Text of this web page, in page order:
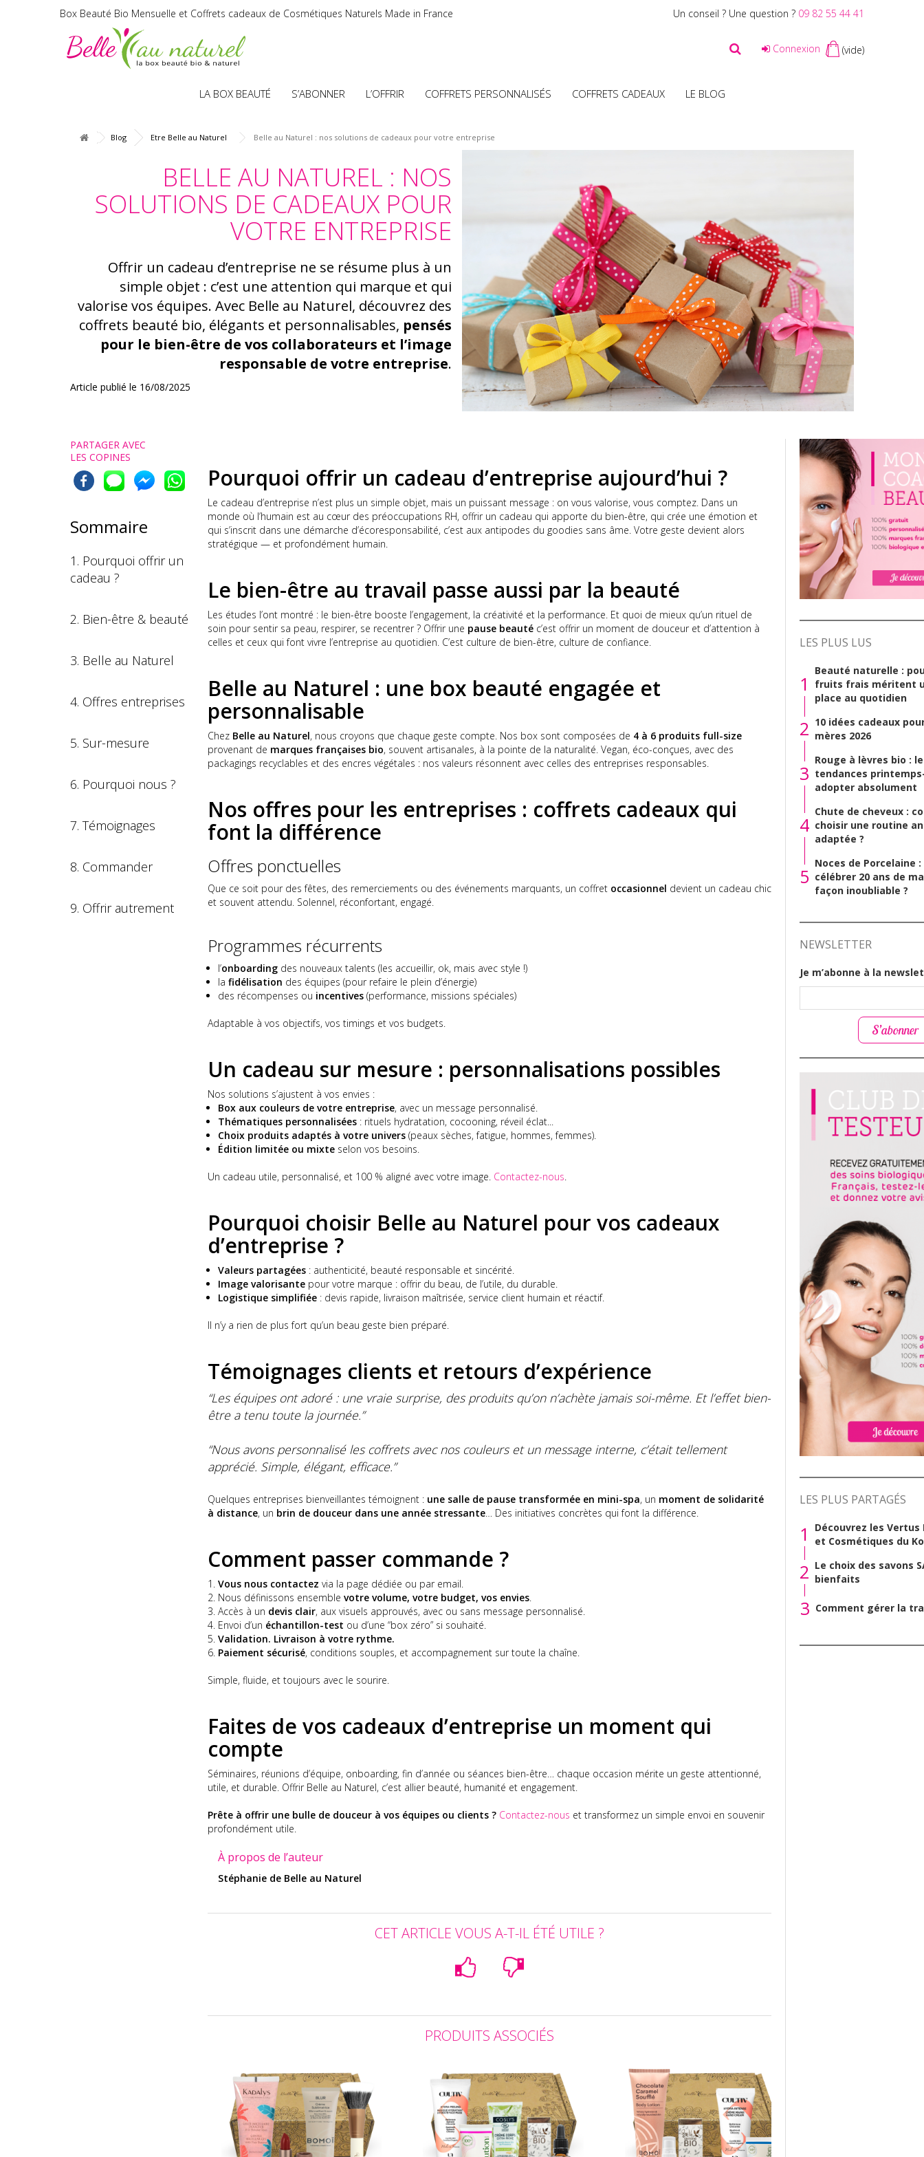
Box Beauté Bio Mensuelle et Coffrets cadeaux de Cosmétiques Naturels Made in France Un conseil ? Une question ? 09 82 55 44 41
Connexion (vide)
LA BOX BEAUTÉ S’ABONNER L’OFFRIR COFFRETS PERSONNALISÉS COFFRETS CADEAUX LE BLOG
Blog Etre Belle au Naturel Belle au Naturel : nos solutions de cadeaux pour votre entreprise
BELLE AU NATUREL : NOS
SOLUTIONS DE CADEAUX POUR
VOTRE ENTREPRISE
Offrir un cadeau d’entreprise ne se résume plus à un
simple objet : c’est une attention qui marque et qui
valorise vos équipes. Avec Belle au Naturel, découvrez des
coffrets beauté bio, élégants et personnalisables, pensés
pour le bien-être de vos collaborateurs et l’image
responsable de votre entreprise.
Article publié le 16/08/2025
PARTAGER AVEC
LES COPINES
Sommaire
1. Pourquoi offrir un
cadeau ?
2. Bien-être & beauté
3. Belle au Naturel
4. Offres entreprises
5. Sur-mesure
6. Pourquoi nous ?
7. Témoignages
8. Commander
9. Offrir autrement
Pourquoi offrir un cadeau d’entreprise aujourd’hui ?
Le cadeau d’entreprise n’est plus un simple objet, mais un puissant message : on vous valorise, vous comptez. Dans un
monde où l’humain est au cœur des préoccupations RH, offrir un cadeau qui apporte du bien-être, qui crée une émotion et
qui s’inscrit dans une démarche d’écoresponsabilité, c’est aux antipodes du goodies sans âme. Votre geste devient alors
stratégique — et profondément humain.
Le bien-être au travail passe aussi par la beauté
Les études l’ont montré : le bien-être booste l’engagement, la créativité et la performance. Et quoi de mieux qu’un rituel de
soin pour sentir sa peau, respirer, se recentrer ? Offrir une pause beauté c’est offrir un moment de douceur et d’attention à
celles et ceux qui font vivre l’entreprise au quotidien. C’est culture de bien-être, culture de confiance.
Belle au Naturel : une box beauté engagée et
personnalisable
Chez Belle au Naturel, nous croyons que chaque geste compte. Nos box sont composées de 4 à 6 produits full-size
provenant de marques françaises bio, souvent artisanales, à la pointe de la naturalité. Vegan, éco-conçues, avec des
packagings recyclables et des encres végétales : nos valeurs résonnent avec celles des entreprises responsables.
Nos offres pour les entreprises : coffrets cadeaux qui
font la différence
Offres ponctuelles
Que ce soit pour des fêtes, des remerciements ou des événements marquants, un coffret occasionnel devient un cadeau chic
et souvent attendu. Solennel, réconfortant, engagé.
Programmes récurrents
l’onboarding des nouveaux talents (les accueillir, ok, mais avec style !)
la fidélisation des équipes (pour refaire le plein d’énergie)
des récompenses ou incentives (performance, missions spéciales)
Adaptable à vos objectifs, vos timings et vos budgets.
Un cadeau sur mesure : personnalisations possibles
Nos solutions s’ajustent à vos envies :
Box aux couleurs de votre entreprise, avec un message personnalisé.
Thématiques personnalisées : rituels hydratation, cocooning, réveil éclat...
Choix produits adaptés à votre univers (peaux sèches, fatigue, hommes, femmes).
Édition limitée ou mixte selon vos besoins.
Un cadeau utile, personnalisé, et 100 % aligné avec votre image. Contactez-nous.
Pourquoi choisir Belle au Naturel pour vos cadeaux
d’entreprise ?
Valeurs partagées : authenticité, beauté responsable et sincérité.
Image valorisante pour votre marque : offrir du beau, de l’utile, du durable.
Logistique simplifiée : devis rapide, livraison maîtrisée, service client humain et réactif.
Il n’y a rien de plus fort qu’un beau geste bien préparé.
Témoignages clients et retours d’expérience
“Les équipes ont adoré : une vraie surprise, des produits qu’on n’achète jamais soi-même. Et l’effet bien-
être a tenu toute la journée.”
“Nous avons personnalisé les coffrets avec nos couleurs et un message interne, c’était tellement
apprécié. Simple, élégant, efficace.”
Quelques entreprises bienveillantes témoignent : une salle de pause transformée en mini-spa, un moment de solidarité
à distance, un brin de douceur dans une année stressante… Des initiatives concrètes qui font la différence.
Comment passer commande ?
Vous nous contactez via la page dédiée ou par email.
Nous définissons ensemble votre volume, votre budget, vos envies.
Accès à un devis clair, aux visuels approuvés, avec ou sans message personnalisé.
Envoi d’un échantillon-test ou d’une “box zéro” si souhaité.
Validation. Livraison à votre rythme.
Paiement sécurisé, conditions souples, et accompagnement sur toute la chaîne.
Simple, fluide, et toujours avec le sourire.
Faites de vos cadeaux d’entreprise un moment qui
compte
Séminaires, réunions d’équipe, onboarding, fin d’année ou séances bien-être… chaque occasion mérite un geste attentionné,
utile, et durable. Offrir Belle au Naturel, c’est allier beauté, humanité et engagement.
Prête à offrir une bulle de douceur à vos équipes ou clients ? Contactez-nous et transformez un simple envoi en souvenir
profondément utile.
À propos de l’auteur
Stéphanie de Belle au Naturel
CET ARTICLE VOUS A-T-IL ÉTÉ UTILE ?
PRODUITS ASSOCIÉS
LES PLUS LUS
1
Beauté naturelle :
fruits frais méritent
place au quotidien
2 10 idées cadeaux
mères 2026
3
Rouge à lèvres bio :
tendances
adopter absolument
4
Chute de cheveux :
choisir une routine
adaptée ?
5
Noces de Porcelaine
célébrer 20 ans de
façon inoubliable ?
NEWSLETTER
Je m’abonne à la
S’abonner
LES PLUS PARTAGÉS
1
Découvrez les Vertus
et Cosmétiques du
2 Le choix des savons
bienfaits
3 Comment gérer la